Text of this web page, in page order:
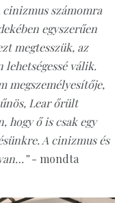
cinizmus számomra
egyszerűen
megtesszük, az
válik.
megszemélyesítője,
Lear őrült
hogy ő is csak egy
A cinizmus és
- mondta